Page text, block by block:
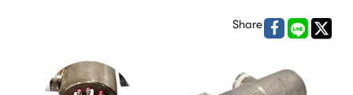
Share